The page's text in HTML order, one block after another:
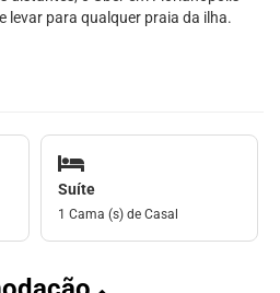
levar para qualquer praia da ilha.
Suíte
1 Cama (s) de Casal